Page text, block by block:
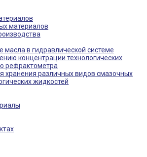
материалов
масла в гидравлической системе
концентрации технологических
рефрактометра
хранения различных видов смазочных
жидкостей